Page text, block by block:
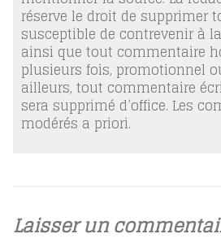
réserve le droit de supprimer
susceptible de contrevenir à
ainsi que tout commentaire
plusieurs fois, promotionnel
ailleurs, tout commentaire
sera supprimé d’office. Les
modérés a priori.
Laisser un